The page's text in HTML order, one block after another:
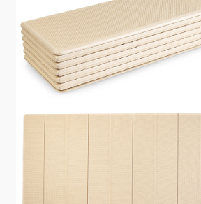
JALGRATTARENT
JÄRELMAKS